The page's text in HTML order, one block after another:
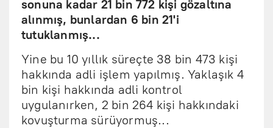
sonuna kadar 21 bin 772 kişi gözaltına
alınmış, bunlardan 6 bin 21'i
tutuklanmış...
Yine bu 10 yıllık süreçte 38 bin 473 kişi
hakkında adli işlem yapılmış. Yaklaşık 4
bin kişi hakkında adli kontrol
uygulanırken, 2 bin 264 kişi hakkındaki
kovuşturma sürüyormuş...